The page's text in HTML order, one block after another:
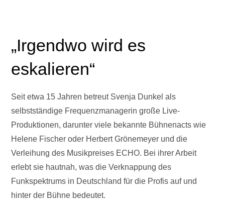
„Irgendwo wird es
eskalieren“
Seit etwa 15 Jahren betreut Svenja Dunkel als
selbstständige Frequenzmanagerin große Live-
Produktionen, darunter viele bekannte Bühnenacts wie
Helene Fischer oder Herbert Grönemeyer und die
Verleihung des Musikpreises ECHO. Bei ihrer Arbeit
erlebt sie hautnah, was die Verknappung des
Funkspektrums in Deutschland für die Profis auf und
hinter der Bühne bedeutet.